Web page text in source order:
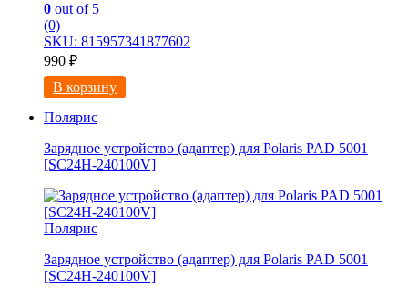
0 out of 5
(0)
SKU: 815957341877602
990 ₽
В корзину
Полярис
Зарядное устройство (адаптер) для Polaris PAD 5001
[SC24H-240100V]
Полярис
Зарядное устройство (адаптер) для Polaris PAD 5001
[SC24H-240100V]